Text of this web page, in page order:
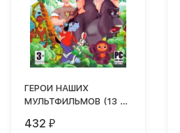
ГЕРОИ НАШИХ
МУЛЬТФИЛЬМОВ (13 В
432 ₽